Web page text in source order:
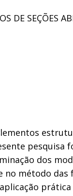
DE SEÇÕES
pesquisa
dos
método das